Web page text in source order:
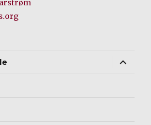
Utvid